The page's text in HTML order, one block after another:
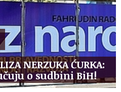
NERZUKA ĆURKA:
o sudbini BiH!